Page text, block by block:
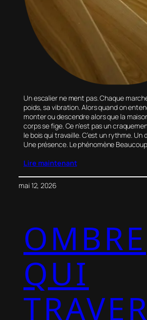
Un escalier ne ment pas. Chaque
poids, sa vibration. Alors quand on
monter ou descendre alors que la
corps se fige. Ce n’est pas un
le bois qui travaille. C’est un rythme. Un
Une présence. Le phénomène
Lire maintenant
mai 12, 2026
OMBRE
QUI